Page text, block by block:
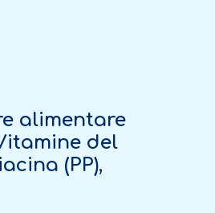
alimentare
del
(PP),